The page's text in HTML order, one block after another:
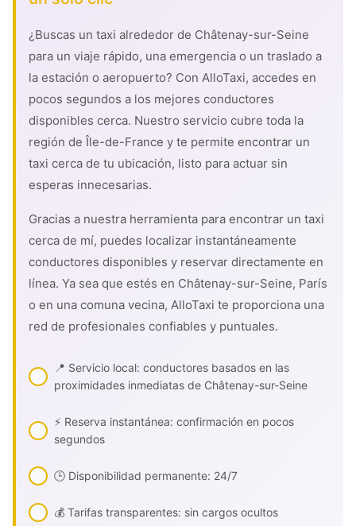
¿Buscas un taxi alrededor de Châtenay-sur-Seine
para un viaje rápido, una emergencia o un traslado a
la estación o aeropuerto? Con AlloTaxi, accedes en
pocos segundos a los mejores conductores
disponibles cerca. Nuestro servicio cubre toda la
región de Île-de-France y te permite encontrar un
taxi cerca de tu ubicación, listo para actuar sin
esperas innecesarias.
Gracias a nuestra herramienta para encontrar un taxi
cerca de mí, puedes localizar instantáneamente
conductores disponibles y reservar directamente en
línea. Ya sea que estés en Châtenay-sur-Seine, París
o en una comuna vecina, AlloTaxi te proporciona una
red de profesionales confiables y puntuales.
📍 Servicio local: conductores basados en las
proximidades inmediatas de Châtenay-sur-Seine
⚡ Reserva instantánea: confirmación en pocos
segundos
🕒 Disponibilidad permanente: 24/7
💰 Tarifas transparentes: sin cargos ocultos